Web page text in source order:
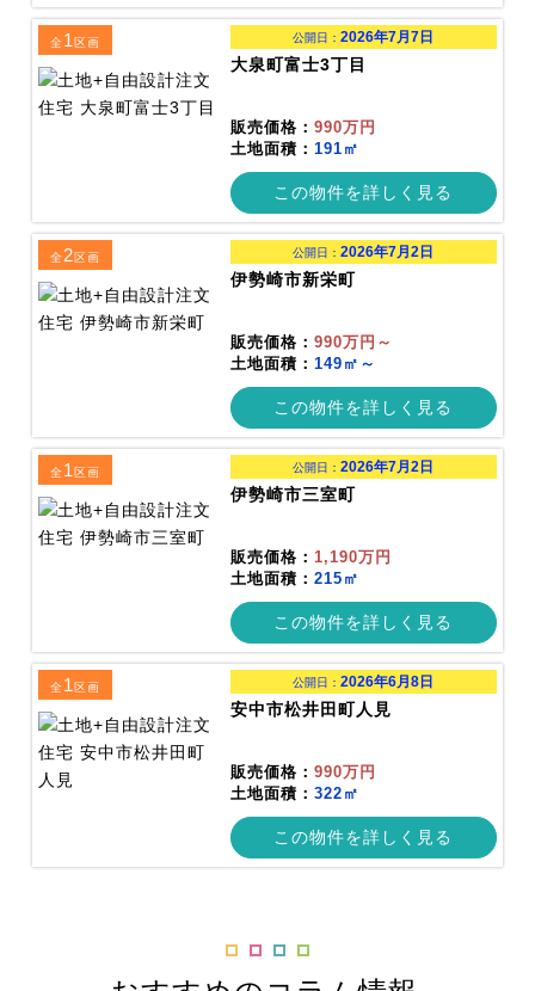
全1区画 公開日：2026年7月7日
大泉町富士3丁目
販売価格：990万円
土地面積：191㎡
この物件を詳しく見る
全2区画 公開日：2026年7月2日
伊勢崎市新栄町
販売価格：990万円～
土地面積：149㎡～
この物件を詳しく見る
全1区画 公開日：2026年7月2日
伊勢崎市三室町
販売価格：1,190万円
土地面積：215㎡
この物件を詳しく見る
全1区画 公開日：2026年6月8日
安中市松井田町人見
販売価格：990万円
土地面積：322㎡
この物件を詳しく見る